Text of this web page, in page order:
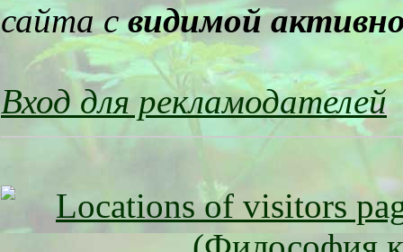
сайта свидимой
Вход для рекламодателей